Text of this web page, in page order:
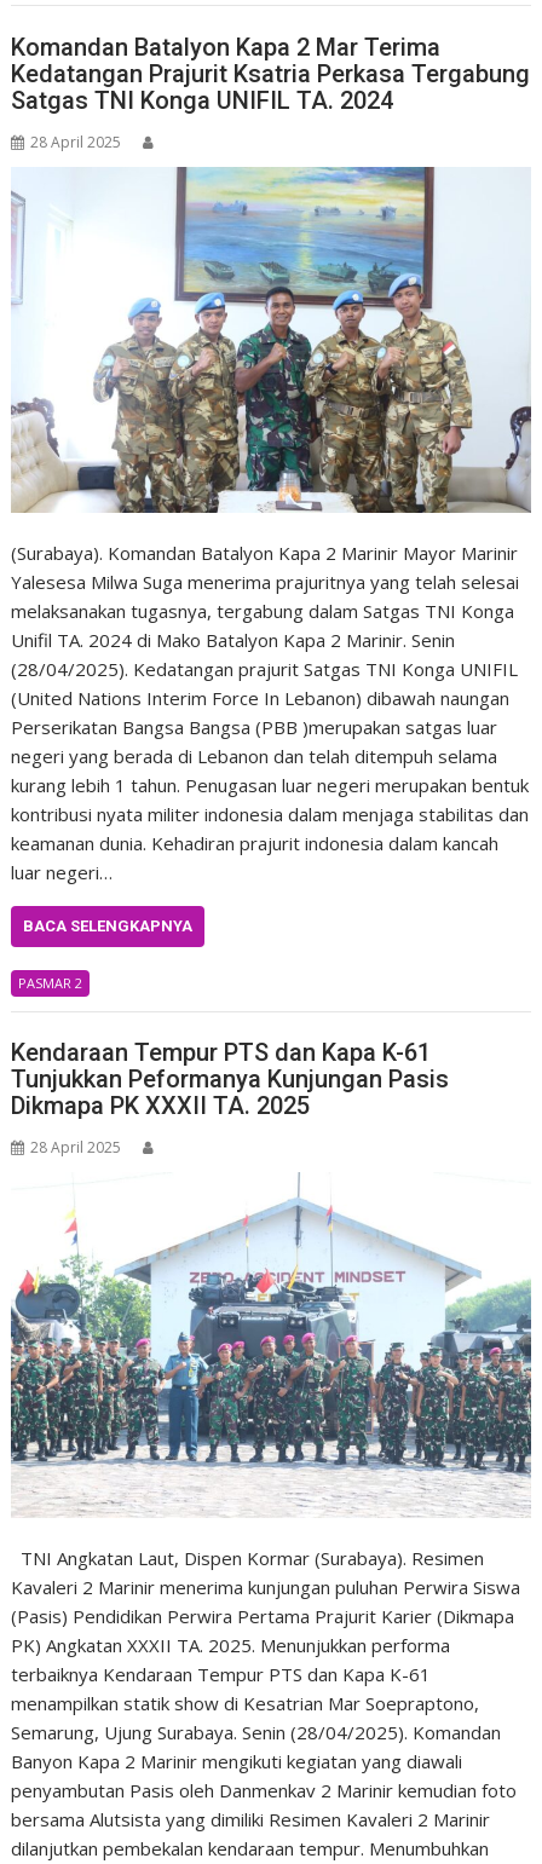
Komandan Batalyon Kapa 2 Mar Terima
Kedatangan Prajurit Ksatria Perkasa Tergabung
Satgas TNI Konga UNIFIL TA. 2024
28 April 2025
(Surabaya). Komandan Batalyon Kapa 2 Marinir Mayor Marinir
Yalesesa Milwa Suga menerima prajuritnya yang telah selesai
melaksanakan tugasnya, tergabung dalam Satgas TNI Konga
Unifil TA. 2024 di Mako Batalyon Kapa 2 Marinir. Senin
(28/04/2025). Kedatangan prajurit Satgas TNI Konga UNIFIL
(United Nations Interim Force In Lebanon) dibawah naungan
Perserikatan Bangsa Bangsa (PBB )merupakan satgas luar
negeri yang berada di Lebanon dan telah ditempuh selama
kurang lebih 1 tahun. Penugasan luar negeri merupakan bentuk
kontribusi nyata militer indonesia dalam menjaga stabilitas dan
keamanan dunia. Kehadiran prajurit indonesia dalam kancah
luar negeri…
BACA SELENGKAPNYA
PASMAR 2
Kendaraan Tempur PTS dan Kapa K-61
Tunjukkan Peformanya Kunjungan Pasis
Dikmapa PK XXXII TA. 2025
28 April 2025
TNI Angkatan Laut, Dispen Kormar (Surabaya). Resimen
Kavaleri 2 Marinir menerima kunjungan puluhan Perwira Siswa
(Pasis) Pendidikan Perwira Pertama Prajurit Karier (Dikmapa
PK) Angkatan XXXII TA. 2025. Menunjukkan performa
terbaiknya Kendaraan Tempur PTS dan Kapa K-61
menampilkan statik show di Kesatrian Mar Soepraptono,
Semarung, Ujung Surabaya. Senin (28/04/2025). Komandan
Banyon Kapa 2 Marinir mengikuti kegiatan yang diawali
penyambutan Pasis oleh Danmenkav 2 Marinir kemudian foto
bersama Alutsista yang dimiliki Resimen Kavaleri 2 Marinir
dilanjutkan pembekalan kendaraan tempur. Menumbuhkan